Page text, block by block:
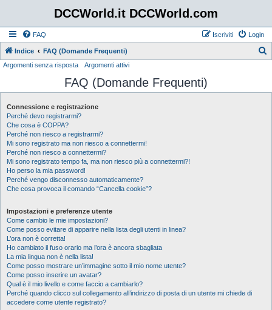
DCCWorld.it DCCWorld.com
FAQ Login
Iscriviti
Indice FAQ (Domande Frequenti)
c
Argomenti senza risposta Argomenti attivi
FAQ (Domande Frequenti)
Connessione e registrazione
Perché devo registrarmi?
Che cosa è COPPA?
Perché non riesco a registrarmi?
Mi sono registrato ma non riesco a connettermi!
Perché non riesco a connettermi?
Mi sono registrato tempo fa, ma non riesco più a connettermi?!
Ho perso la mia password!
Perché vengo disconnesso automaticamente?
Che cosa provoca il comando “Cancella cookie”?
Impostazioni e preferenze utente
Come cambio le mie impostazioni?
Come posso evitare di apparire nella lista degli utenti in linea?
L’ora non è corretta!
Ho cambiato il fuso orario ma l’ora è ancora sbagliata
La mia lingua non è nella lista!
Come posso mostrare un’immagine sotto il mio nome utente?
Come posso inserire un avatar?
Qual è il mio livello e come faccio a cambiarlo?
Perché quando clicco sul collegamento all’indirizzo di posta di un utente mi chiede di
accedere come utente registrato?